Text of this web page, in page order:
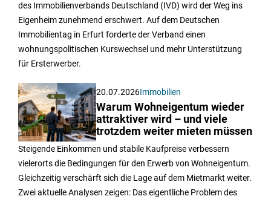
des Immobilienverbands Deutschland (IVD) wird der Weg ins
Eigenheim zunehmend erschwert. Auf dem Deutschen
Immobilientag in Erfurt forderte der Verband einen
wohnungspolitischen Kurswechsel und mehr Unterstützung
für Ersterwerber.
20.07.2026Immobilien
Warum Wohneigentum wieder
attraktiver wird – und viele
trotzdem weiter mieten müssen
Steigende Einkommen und stabile Kaufpreise verbessern
vielerorts die Bedingungen für den Erwerb von Wohneigentum.
Gleichzeitig verschärft sich die Lage auf dem Mietmarkt weiter.
Zwei aktuelle Analysen zeigen: Das eigentliche Problem des